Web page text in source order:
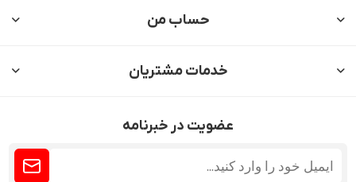
حساب من
خدمات مشتریان
عضویت در خبرنامه